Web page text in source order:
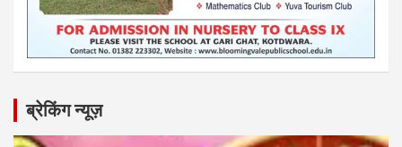
ब्रेकिंग न्यूज़